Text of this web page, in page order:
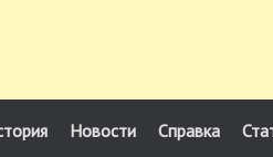
Новости Справка